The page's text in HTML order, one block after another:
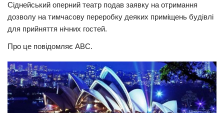
Донбас
Одеса
Економіка
Політика
Сіднейський оперний театр подав заявку на отримання
дозволу на тимчасову переробку деяких приміщень будівлі
для прийняття нічних гостей.
Про це повідомляє ABC.